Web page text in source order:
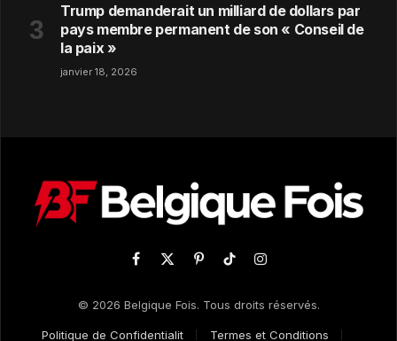
Trump demanderait un milliard de dollars par
pays membre permanent de son « Conseil de
la paix »
janvier 18, 2026
Facebook
X
PinterestTikTokInstagram
© 2026 Belgique Fois. Tous droits réservés.
Politique de Confidentialit Termes et Conditions